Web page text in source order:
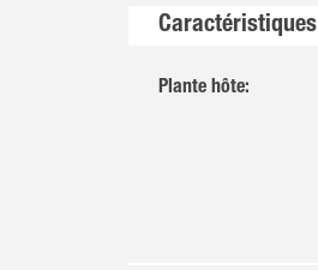
Caractéristiques
Plante hôte: